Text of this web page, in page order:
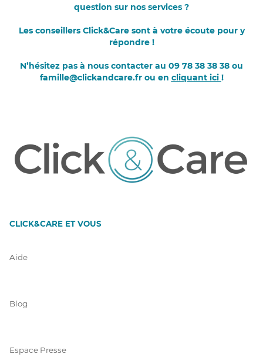
question sur nos services ?
Les conseillers Click&Care sont à votre écoute pour y
répondre !
N’hésitez pas à nous contacter au 09 78 38 38 38 ou
famille@clickandcare.fr ou en cliquant ici !
CLICK&CARE ET VOUS
Aide
Blog
Espace Presse